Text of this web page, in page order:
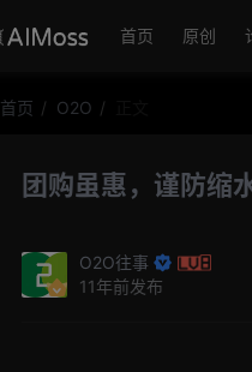
首页 原创
首页 O2O
团购虽惠，谨防缩
O2O往事
11年前发布